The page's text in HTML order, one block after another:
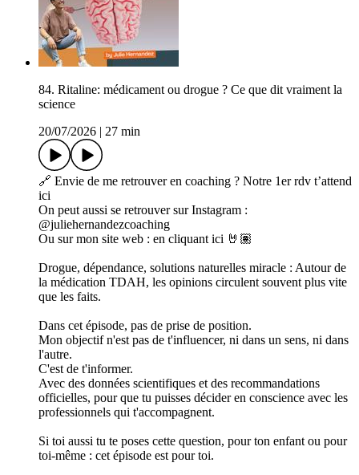
84. Ritaline: médicament ou drogue ? Ce que dit vraiment la
science
20/07/2026
27 min
🔗 Envie de me retrouver en coaching ? Notre 1er rdv t’attend
ici
On peut aussi se retrouver sur Instagram :
@juliehernandezcoaching
Ou sur mon site web : en cliquant ici 🤘🏽
Drogue, dépendance, solutions naturelles miracle : Autour de
la médication TDAH, les opinions circulent souvent plus vite
que les faits.
Dans cet épisode, pas de prise de position.
Mon objectif n'est pas de t'influencer, ni dans un sens, ni dans
l'autre.
C'est de t'informer.
Avec des données scientifiques et des recommandations
officielles, pour que tu puisses décider en conscience avec les
professionnels qui t'accompagnent.
Si toi aussi tu te poses cette question, pour ton enfant ou pour
toi-même : cet épisode est pour toi.